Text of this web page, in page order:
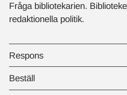
Fråga bibliotekarien.
redaktionella politik.
Respons
Beställ